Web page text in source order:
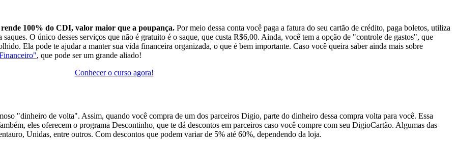
100% do CDI, valor maior que a poupança. Por meio dessa conta você paga a fatura do seu cartão de crédito, paga boletos, utiliza
O único desses serviços que não é gratuito é o saque, que custa R$6,00. Ainda, você tem a opção de "controle de gastos", que
Ela pode te ajudar a manter sua vida financeira organizada, o que é bem importante. Caso você queira saber ainda mais sobre
, que pode ser um grande aliado!
Conhecer o curso agora!
"dinheiro de volta". Assim, quando você compra de um dos parceiros Digio, parte do dinheiro dessa compra volta para você. Essa
eles oferecem o programa Descontinho, que te dá descontos em parceiros caso você compre com seu DigioCartão. Algumas das
Unidas, entre outros. Com descontos que podem variar de 5% até 60%, dependendo da loja.